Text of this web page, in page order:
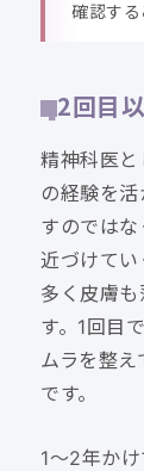
確認する
2回目
精神科医
の経験を
すのでは
近づけて
多く皮膚
す。1回目
ムラを整
です。
1〜2年か